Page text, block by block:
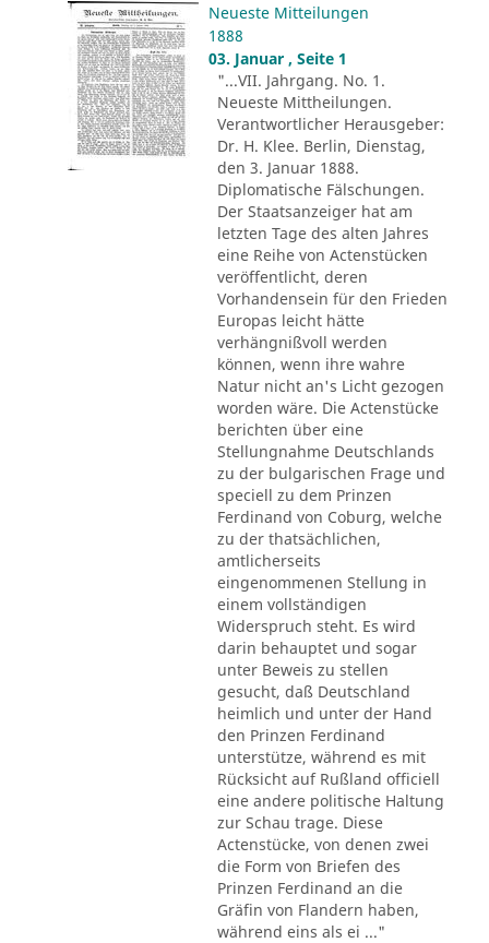
Neueste Mitteilungen
1888
03. Januar , Seite 1
"...VII. Jahrgang. No. 1.
Neueste Mittheilungen.
Verantwortlicher Herausgeber:
Dr. H. Klee. Berlin, Dienstag,
den 3. Januar 1888.
Diplomatische Fälschungen.
Der Staatsanzeiger hat am
letzten Tage des alten Jahres
eine Reihe von Actenstücken
veröffentlicht, deren
Vorhandensein für den Frieden
Europas leicht hätte
verhängnißvoll werden
können, wenn ihre wahre
Natur nicht an's Licht gezogen
worden wäre. Die Actenstücke
berichten über eine
Stellungnahme Deutschlands
zu der bulgarischen Frage und
speciell zu dem Prinzen
Ferdinand von Coburg, welche
zu der thatsächlichen,
amtlicherseits
eingenommenen Stellung in
einem vollständigen
Widerspruch steht. Es wird
darin behauptet und sogar
unter Beweis zu stellen
gesucht, daß Deutschland
heimlich und unter der Hand
den Prinzen Ferdinand
unterstütze, während es mit
Rücksicht auf Rußland officiell
eine andere politische Haltung
zur Schau trage. Diese
Actenstücke, von denen zwei
die Form von Briefen des
Prinzen Ferdinand an die
Gräfin von Flandern haben,
während eins als ei ..."